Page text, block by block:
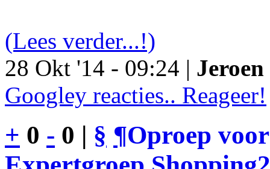
(Lees verder...!)
28 Okt '14 - 09:24 |
Googley reacties.. Reageer!
+ 0 - 0 | § ¶Oproep